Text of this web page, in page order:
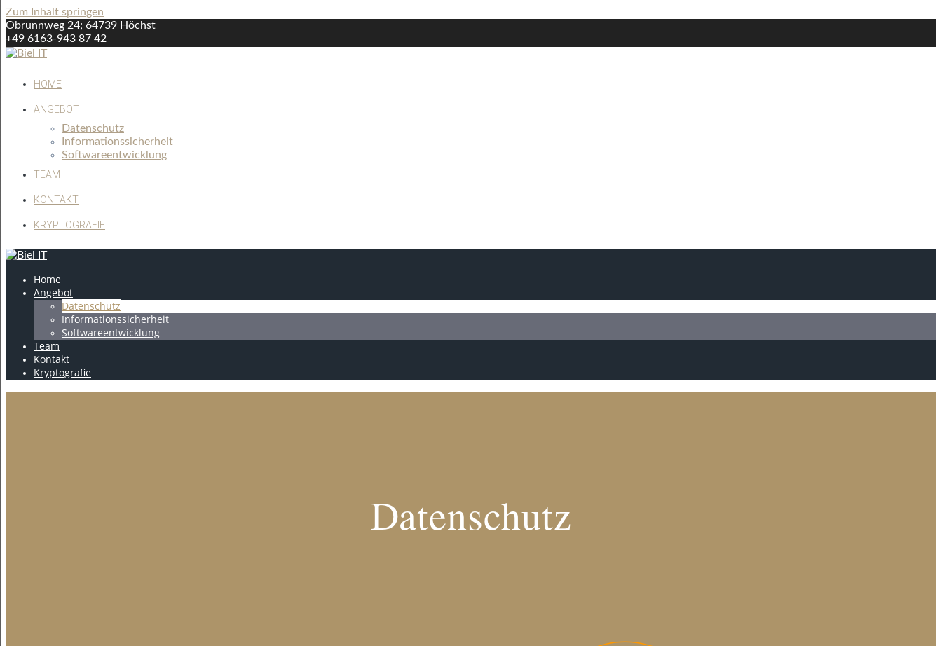
Zum Inhalt springen
Obrunnweg 24; 64739 Höchst
+49 6163-943 87 42
über info
HOME
ANGEBOT
Datenschutz
Informationssicherheit
Softwareentwicklung
TEAM
KONTAKT
KRYPTOGRAFIE
Home
Angebot
Datenschutz
Informationssicherheit
Softwareentwicklung
Team
Kontakt
Kryptografie
Datenschutz